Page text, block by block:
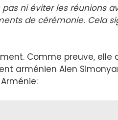
pas ni éviter les réunions
de cérémonie. Cela
Comme preuve, elle
arménien Alen